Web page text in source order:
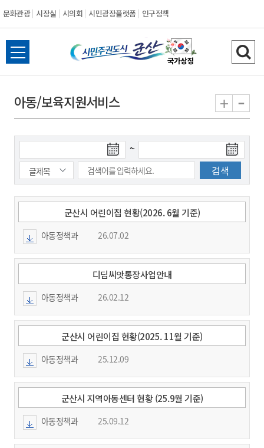
문화관광 시장실 시의회 시민광장플랫폼 인구정책
시
민
주
권
도
시
군
산
전
체
뉴
열
검
색
기
아동/보육지원서비스 + -
색
시
일
~
색
종
일
군산시 어린이집 현황(2026. 6월 기준)
아동정책과 26.07.02
디딤씨앗통장사업안내
아동정책과 26.02.12
군산시 어린이집 현황(2025. 11월 기준)
아동정책과 25.12.09
군산시 지역아동센터 현황 (25.9월 기준)
아동정책과 25.09.12